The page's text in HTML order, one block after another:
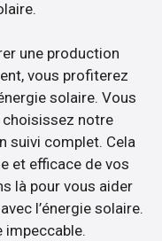
une production
vous profiterez
solaire. Vous
choisissez notre
suivi complet. Cela
et efficace de vos
là pour vous aider
l’énergie solaire.
impeccable.